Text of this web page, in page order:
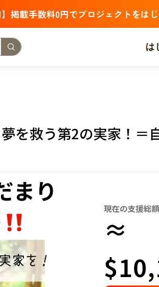
】掲載手数料0円でプロジェクトをは
は
石川 福井
京都
岡山 広島
愛媛 高知
長崎 熊本 鹿児島 沖
を救う第2の実家！＝
現在の支援総額
≈